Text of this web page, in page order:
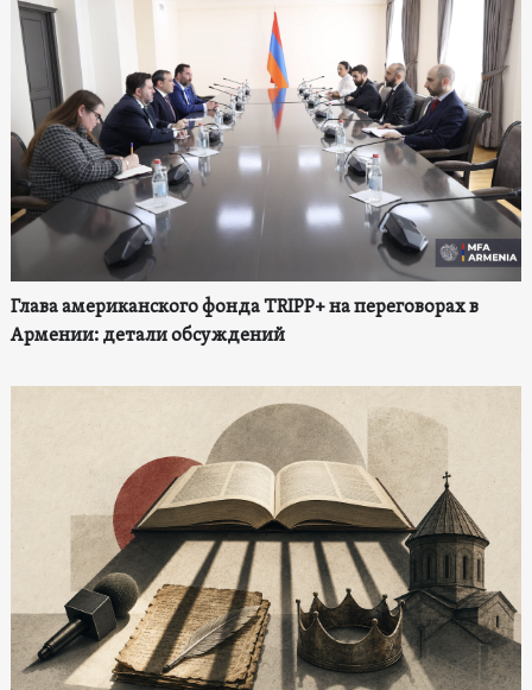
Глава американского фонда TRIPP+ на переговорах в
Армении: детали обсуждений